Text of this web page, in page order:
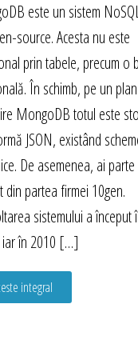
este un sistem
source. Acesta nu este
prin tabele, precum o
În schimb, pe un
MongoDB totul este
JSON, existând
De asemenea, ai
din partea firmei 10gen.
sistemului a început
iar în 2010 […]
integral